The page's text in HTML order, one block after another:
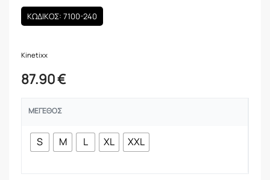
ΚΩΔΙΚΟΣ: 7100-240
Kinetixx
87.90€
ΜΈΓΕΘΟΣ
S M L XL XXL